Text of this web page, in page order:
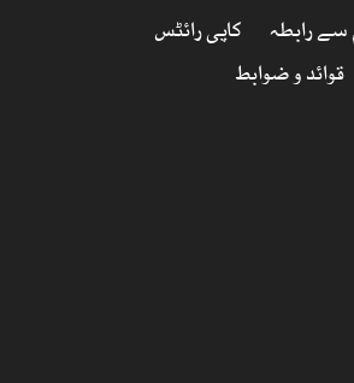
سے رابطہ
کاپی رائٹس
قوائد و ضوابط